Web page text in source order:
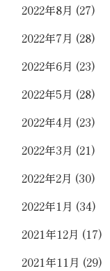
2022年8月 (27)
2022年7月 (28)
2022年6月 (23)
2022年5月 (28)
2022年4月 (23)
2022年3月 (21)
2022年2月 (30)
2022年1月 (34)
2021年12月 (17)
2021年11月 (29)